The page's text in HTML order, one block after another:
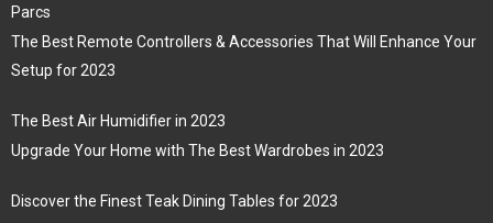
Parcs
The Best Remote Controllers & Accessories That Will Enhance Your
Setup for 2023
The Best Air Humidifier in 2023
Upgrade Your Home with The Best Wardrobes in 2023
Discover the Finest Teak Dining Tables for 2023